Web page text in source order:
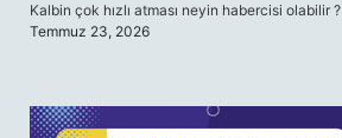
Kalbin çok hızlı atması neyin habercisi olabilir ?
Temmuz 23, 2026